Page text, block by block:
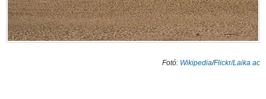
Fotó: Wikipedia/Flickr/Laika ac